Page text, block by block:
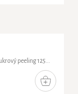
DO
KOŠÍKA
peeling 125...